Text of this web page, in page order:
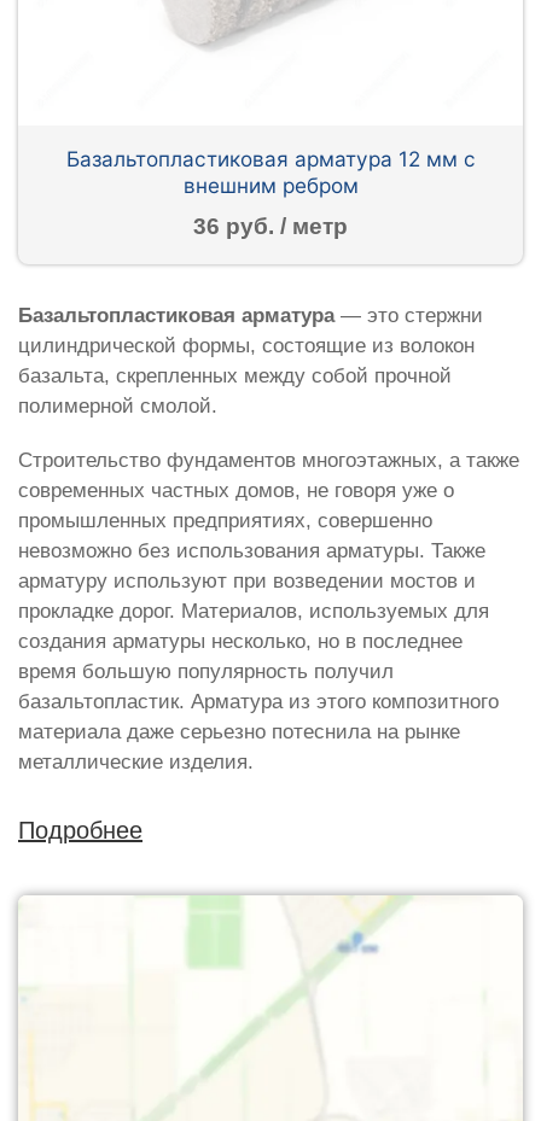
Базальтопластиковая арматура 12 мм с
внешним ребром
36 руб. / метр
Базальтопластиковая арматура— это стержни
цилиндрической формы, состоящие из волокон
базальта, скрепленных между собой прочной
полимерной смолой.
Строительство фундаментов многоэтажных, а также
современных частных домов, не говоря уже о
промышленных предприятиях, совершенно
невозможно без использования арматуры. Также
арматуру используют при возведении мостов и
прокладке дорог. Материалов, используемых для
создания арматуры несколько, но в последнее
время большую популярность получил
базальтопластик. Арматура из этого композитного
материала даже серьезно потеснила на рынке
металлические изделия.
Подробнее